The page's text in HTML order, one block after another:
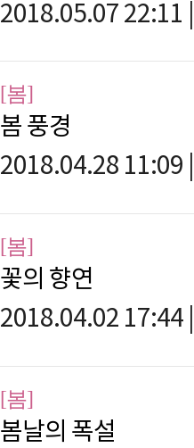
2018.05.07 22:11
[봄]
봄 풍경
2018.04.28 11:09
[봄]
꽃의 향연
2018.04.02 17:44
[봄]
봄날의 폭설